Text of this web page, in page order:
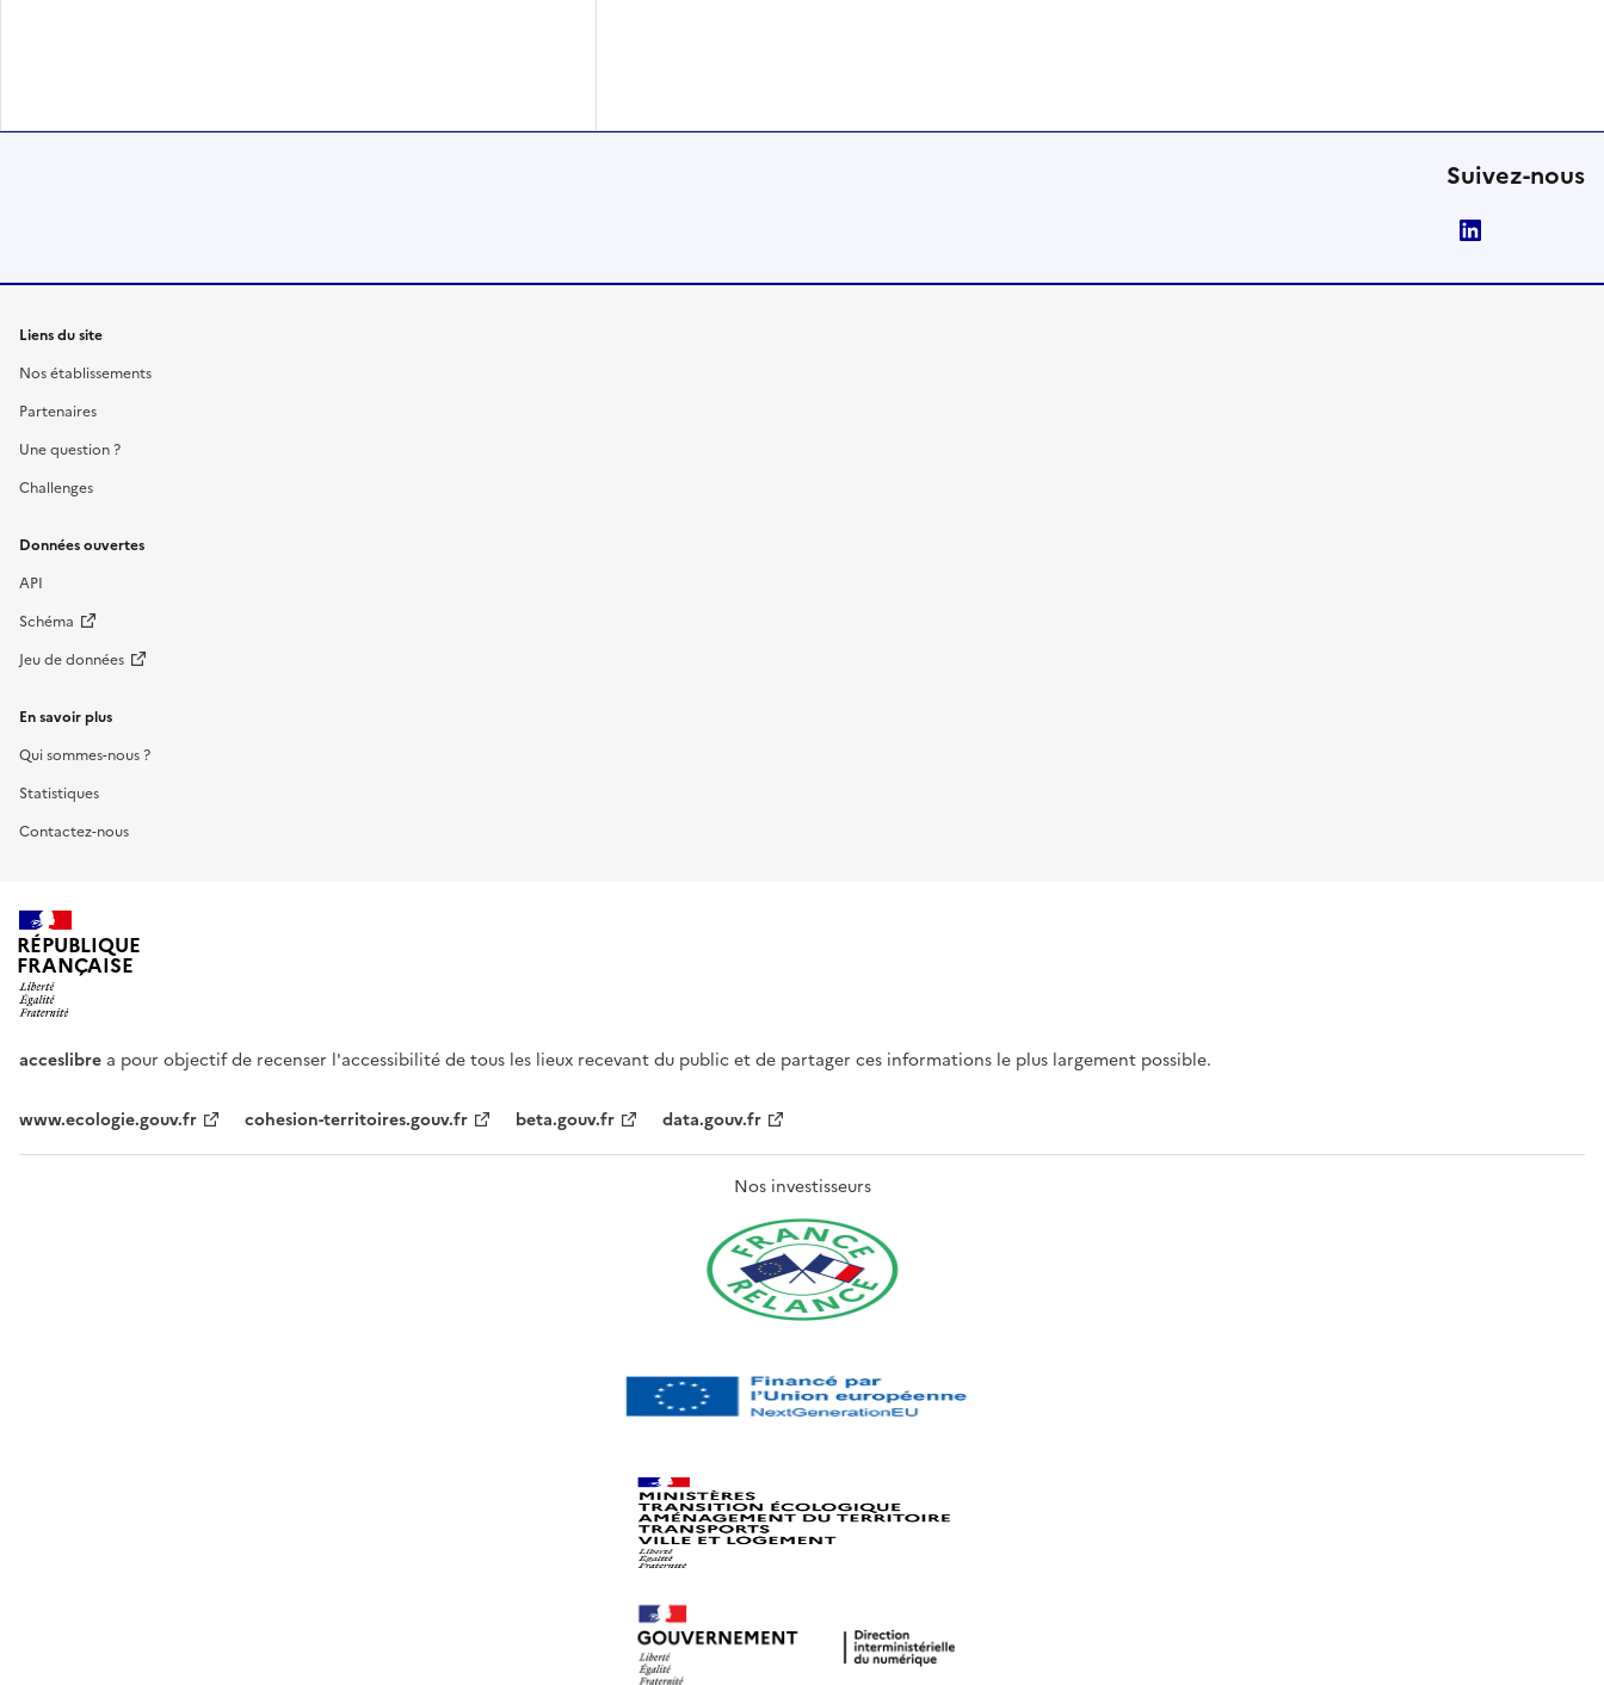
Suivez-nous
Liens du site
Nos établissements
Partenaires
Une question ?
Challenges
Données ouvertes
API
Schéma
Jeu de données
En savoir plus
Qui sommes-nous ?
Statistiques
Contactez-nous
RÉPUBLIQUE
FRANÇAISE
acceslibre a pour objectif de recenser l'accessibilité de tous les lieux recevant du public et de partager ces informations le plus largement possible.
www.ecologie.gouv.fr cohesion-territoires.gouv.fr beta.gouv.fr data.gouv.fr
Nos investisseurs